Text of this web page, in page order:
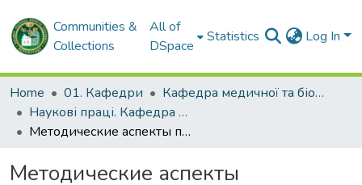
Communities &
Collections
All of
DSpace
Statistics Log In
Home 01. Кафедри
Кафедра медичної та біоорганічної хімії
Наукові праці. Кафедра медичної та біоорганічної хімії
Методические аспекты педагогического сопровождения учебно-воспитательного процесса в период адаптации студентов к обучению в высшей школе
Методические аспекты